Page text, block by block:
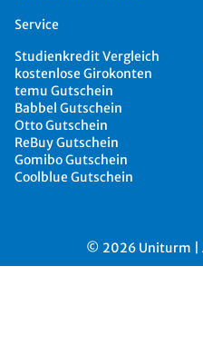
Service
Studienkredit Vergleich
kostenlose Girokonten
temu Gutschein
Babbel Gutschein
Otto Gutschein
ReBuy Gutschein
Gomibo Gutschein
Coolblue Gutschein
© 2026 Uniturm |